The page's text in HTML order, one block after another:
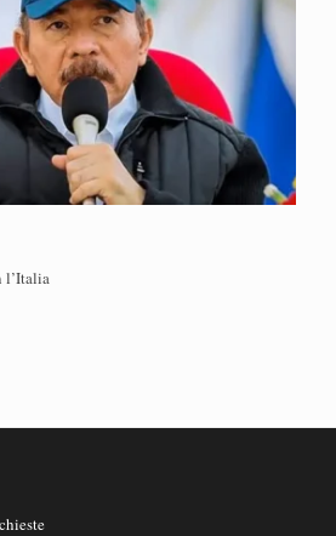
l’Italia